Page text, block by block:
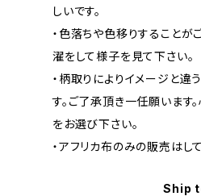
しいです。
・色落ちや色移りすることが
濯をして様子を見て下さい。
・柄取りによりイメージと
す。ご了承頂き一任願いま
をお選び下さい。
・アフリカ布のみの販売はし
Ship